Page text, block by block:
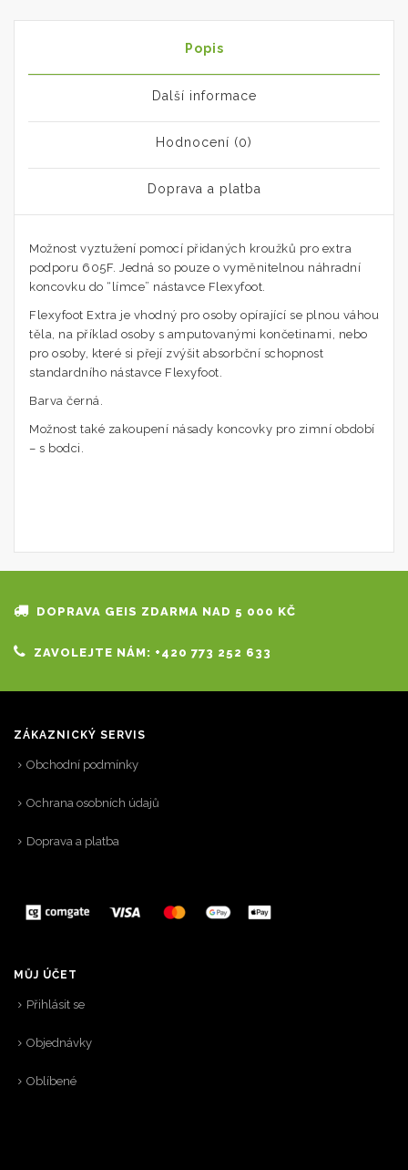
Popis
Další informace
Hodnocení (0)
Doprava a platba
Možnost vyztužení pomocí přidaných kroužků pro extra
podporu 605F. Jedná so pouze o vyměnitelnou náhradní
koncovku do “límce” nástavce Flexyfoot.
Flexyfoot Extra je vhodný pro osoby opírající se plnou váhou
těla, na příklad osoby s amputovanými končetinami, nebo
pro osoby, které si přejí zvýšit absorbční schopnost
standardního nástavce Flexyfoot.
Barva černá.
Možnost také zakoupení násady koncovky pro zimní období
– s bodci.
DOPRAVA GEIS ZDARMA NAD 5 000 KČ
ZAVOLEJTE NÁM: +420 773 252 633
ZÁKAZNICKÝ SERVIS
Obchodní podmínky
Ochrana osobních údajů
Doprava a platba
MŮJ ÚČET
Přihlásit se
Objednávky
Oblíbené